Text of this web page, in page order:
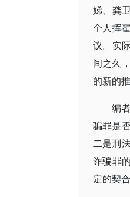
娣、龚
个人挥
议。实
间之久
的新的
编
骗罪是
二是刑
诈骗罪
定的契